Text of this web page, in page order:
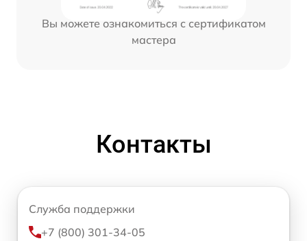
Вы можете ознакомиться с сертификатом
мастера
Контакты
Служба поддержки
+7 (800) 301-34-05